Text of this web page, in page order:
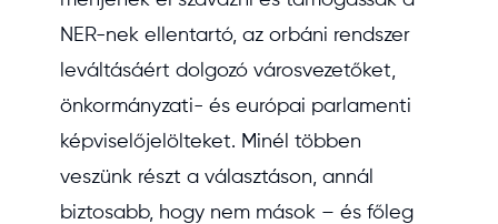
NER-nek ellentartó, az orbáni rendszer
leváltásáért dolgozó városvezetőket,
önkormányzati- és európai parlamenti
képviselőjelölteket. Minél többen
veszünk részt a választáson, annál
biztosabb, hogy nem mások – és főleg